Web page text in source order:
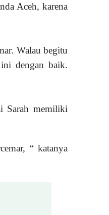
Aceh, karena
Walau begitu
dengan baik.
Sarah memiliki
“ katanya